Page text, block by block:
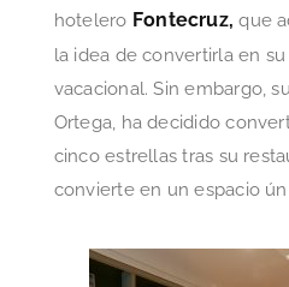
hotelero Fontecruz, que
la idea de convertirla en
vacacional. Sin embargo,
Ortega, ha decidido
cinco estrellas tras su
convierte en un espacio